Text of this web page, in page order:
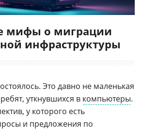
мифы о миграции
инфраструктуры
Это давно не маленькая
уткнувшихся в компьютеры.
у которого есть
и предложения по